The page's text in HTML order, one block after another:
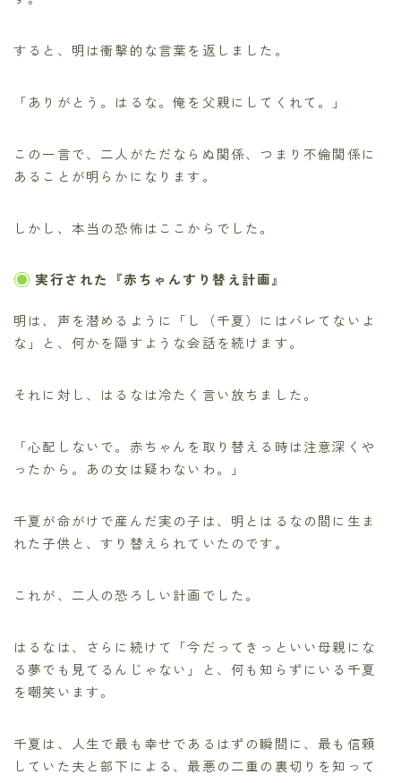
すると、明は衝撃的な言葉を返しました。
「ありがとう。はるな。俺を父親にしてくれて。」
この一言で、二人がただならぬ関係、つまり不倫関係に
あることが明らかになります。
しかし、本当の恐怖はここからでした。
実行された『赤ちゃんすり替え計画』
明は、声を潜めるように「し（千夏）にはバレてないよ
な」と、何かを隠すような会話を続けます。
それに対し、はるなは冷たく言い放ちました。
「心配しないで。赤ちゃんを取り替える時は注意深くや
ったから。あの女は疑わないわ。」
千夏が命がけで産んだ実の子は、明とはるなの間に生ま
れた子供と、すり替えられていたのです。
これが、二人の恐ろしい計画でした。
はるなは、さらに続けて「今だってきっといい母親にな
る夢でも見てるんじゃない」と、何も知らずにいる千夏
を嘲笑います。
千夏は、人生で最も幸せであるはずの瞬間に、最も信頼
していた夫と部下による、最悪の二重の裏切りを知って